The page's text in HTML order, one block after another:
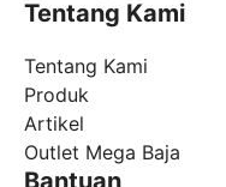
Tentang Kami
Tentang Kami
Produk
Artikel
Outlet Mega Baja
Bantuan